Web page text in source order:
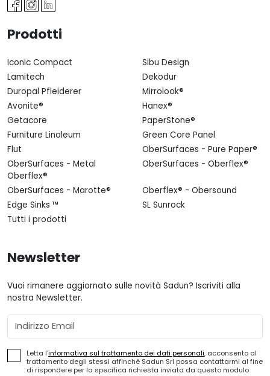
Prodotti
Iconic Compact
Sibu Design
Lamitech
Dekodur
Duropal Pfleiderer
Mirrolook®
Avonite®
Hanex®
Getacore
PaperStone®
Furniture Linoleum
Green Core Panel
Flut
OberSurfaces - Pure Paper®
OberSurfaces - Metal
Oberflex®
OberSurfaces - Oberflex®
OberSurfaces - Marotte®
Oberflex® - Obersound
Edge Sinks ™
SL Sunrock
Tutti i prodotti
Newsletter
Vuoi rimanere aggiornato sulle novità Sadun? Iscriviti alla
nostra Newsletter.
Email
Letta l'informativa sul trattamento dei dati personali, acconsento al
trattamento degli stessi affinché Sadun Srl possa contattarmi al fine
di rispondere per la specifica richiesta inviata da questo modulo